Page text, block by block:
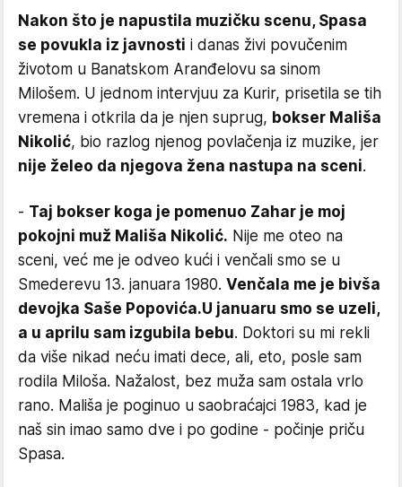
Nakon što je napustila muzičku scenu, Spasa
se povukla iz javnosti i danas živi povučenim
životom u Banatskom Aranđelovu sa sinom
Milošem. U jednom intervjuu za Kurir, prisetila se tih
vremena i otkrila da je njen suprug, bokser Mališa
Nikolić, bio razlog njenog povlačenja iz muzike, jer
nije želeo da njegova žena nastupa na sceni.
- Taj bokser koga je pomenuo Zahar je moj
pokojni muž Mališa Nikolić. Nije me oteo na
sceni, već me je odveo kući i venčali smo se u
Smederevu 13. januara 1980. Venčala me je bivša
devojka Saše Popovića.U januaru smo se uzeli,
a u aprilu sam izgubila bebu. Doktori su mi rekli
da više nikad neću imati dece, ali, eto, posle sam
rodila Miloša. Nažalost, bez muža sam ostala vrlo
rano. Mališa je poginuo u saobraćajci 1983, kad je
naš sin imao samo dve i po godine - počinje priču
Spasa.